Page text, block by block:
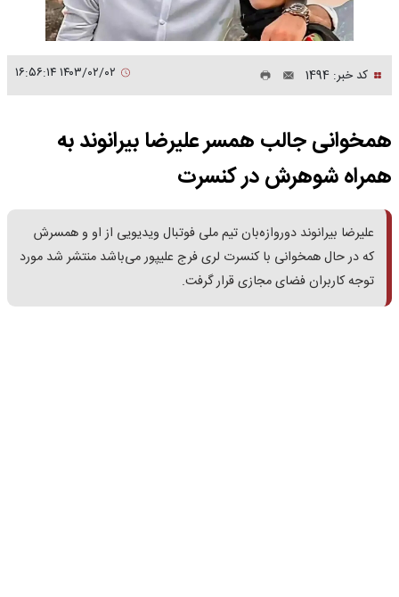
کد خبر: 1494
همخوانی جالب همسر علیرضا بیرانوند به
همراه شوهرش در کنسرت
علیرضا بیرانوند دوروازه‌بان تیم ملی فوتبال ویدیویی از او و همسرش
که در حال همخوانی با کنسرت لری فرج علیپور می‌باشد منتشر شد مورد
توجه کاربران فضای مجازی قرار گرفت.